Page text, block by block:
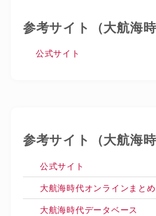
参考サイト（大航海
公式サイト
参考サイト（大航海
公式サイト
大航海時代オンラインまとめ
大航海時代データベース